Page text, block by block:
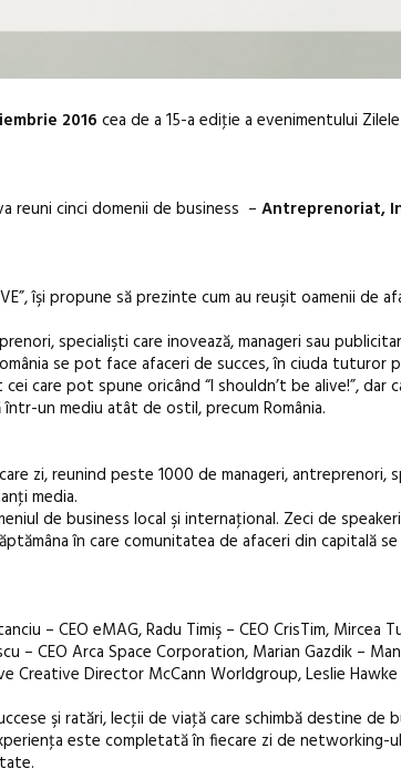
2016 cea de a 15-a ediţie a evenimentului
reuni cinci domenii de business – Antreprenoriat,
îşi propune să prezinte cum au reuşit oamenii de
specialişti care inovează, manageri sau
se pot face afaceri de succes, în ciuda tuturor
care pot spune oricând “I shouldn’t be alive!”, dar
un mediu atât de ostil, precum România.
zi, reunind peste 1000 de manageri, antreprenori,
media.
de business local şi internaţional. Zeci de
în care comunitatea de afaceri din capitală
– CEO eMAG, Radu Timiş – CEO CrisTim, Mircea
– CEO Arca Space Corporation, Marian Gazdik –
Creative Director McCann Worldgroup, Leslie
şi ratări, lecţii de viaţă care schimbă destine de
este completată în fiecare zi de networking-